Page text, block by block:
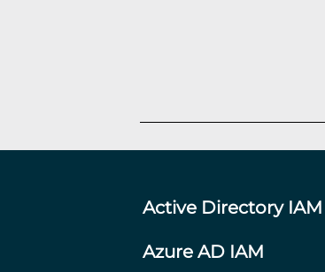
Active Directory IAM
Azure AD IAM